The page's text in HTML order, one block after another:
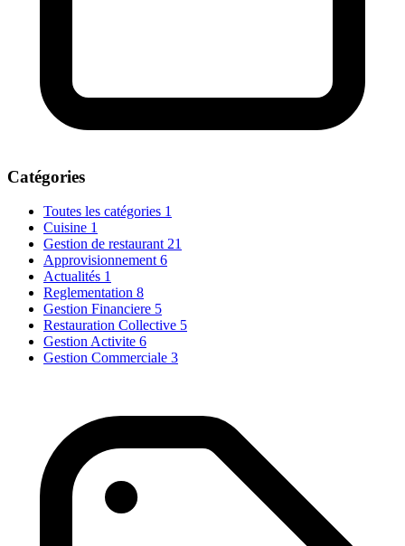
Catégories
Toutes les catégories 1
Cuisine 1
Gestion de restaurant 21
Approvisionnement 6
Actualités 1
Reglementation 8
Gestion Financiere 5
Restauration Collective 5
Gestion Activite 6
Gestion Commerciale 3